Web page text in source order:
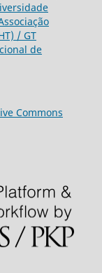
/ GT
de
Commons